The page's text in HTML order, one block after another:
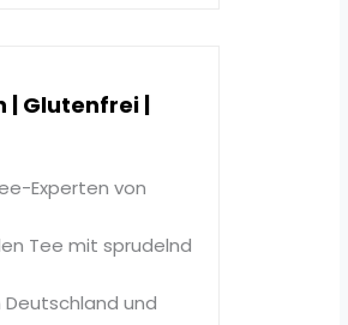
| Glutenfrei |
Experten von
Tee mit sprudelnd
und